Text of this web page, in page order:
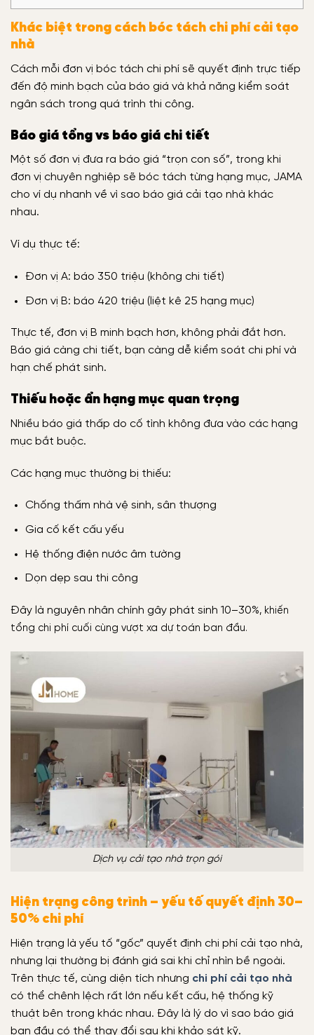
Khác biệt trong cách bóc tách chi phí cải tạo
nhà
Cách mỗi đơn vị bóc tách chi phí sẽ quyết định trực tiếp
đến độ minh bạch của báo giá và khả năng kiểm soát
ngân sách trong quá trình thi công.
Báo giá tổng vs báo giá chi tiết
Một số đơn vị đưa ra báo giá “trọn con số”, trong khi
đơn vị chuyên nghiệp sẽ bóc tách từng hạng mục, JAMA
cho ví dụ nhanh về vì sao báo giá cải tạo nhà khác
nhau.
Ví dụ thực tế:
Đơn vị A: báo 350 triệu (không chi tiết)
Đơn vị B: báo 420 triệu (liệt kê 25 hạng mục)
Thực tế, đơn vị B minh bạch hơn, không phải đắt hơn.
Báo giá càng chi tiết, bạn càng dễ kiểm soát chi phí và
hạn chế phát sinh.
Thiếu hoặc ẩn hạng mục quan trọng
Nhiều báo giá thấp do cố tình không đưa vào các hạng
mục bắt buộc.
Các hạng mục thường bị thiếu:
Chống thấm nhà vệ sinh, sân thượng
Gia cố kết cấu yếu
Hệ thống điện nước âm tường
Dọn dẹp sau thi công
Đây là nguyên nhân chính gây phát sinh 10–30%, khiến
tổng chi phí cuối cùng vượt xa dự toán ban đầu.
Dịch vụ cải tạo nhà trọn gói
Hiện trạng công trình – yếu tố quyết định 30–
50% chi phí
Hiện trạng là yếu tố “gốc” quyết định chi phí cải tạo nhà,
nhưng lại thường bị đánh giá sai khi chỉ nhìn bề ngoài.
Trên thực tế, cùng diện tích nhưng chi phí cải tạo nhà
có thể chênh lệch rất lớn nếu kết cấu, hệ thống kỹ
thuật bên trong khác nhau. Đây là lý do vì sao báo giá
ban đầu có thể thay đổi sau khi khảo sát kỹ.